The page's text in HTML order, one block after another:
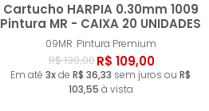
Cartucho HARPIA 0.30mm 1009
Pintura MR - CAIXA 20 UNIDADES
09MR Pintura Premium
R$ 130,00R$ 109,00
Em até 3xde R$ 36,33 sem juros ou R$
103,55 à vista
Comprar